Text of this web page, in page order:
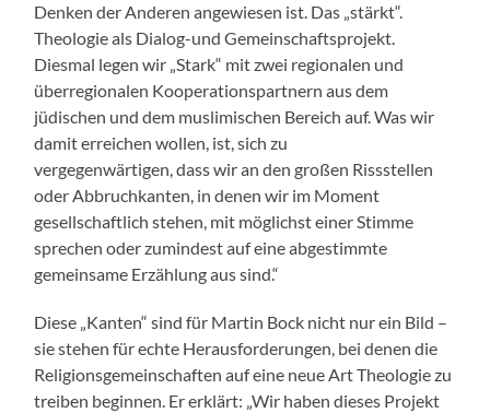
Denken der Anderen angewiesen ist. Das „stärkt“.
Theologie als Dialog-und Gemeinschaftsprojekt.
Diesmal legen wir „Stark“ mit zwei regionalen und
überregionalen Kooperationspartnern aus dem
jüdischen und dem muslimischen Bereich auf. Was wir
damit erreichen wollen, ist, sich zu
vergegenwärtigen, dass wir an den großen Rissstellen
oder Abbruchkanten, in denen wir im Moment
gesellschaftlich stehen, mit möglichst einer Stimme
sprechen oder zumindest auf eine abgestimmte
gemeinsame Erzählung aus sind.“
Diese „Kanten“ sind für Martin Bock nicht nur ein Bild –
sie stehen für echte Herausforderungen, bei denen die
Religionsgemeinschaften auf eine neue Art Theologie zu
treiben beginnen. Er erklärt: „Wir haben dieses Projekt